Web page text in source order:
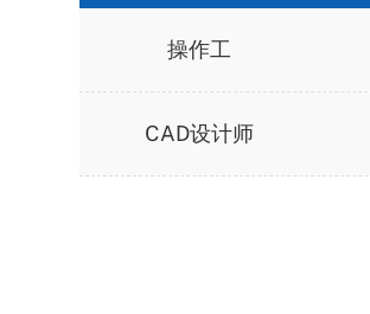
操作工
CAD设计师